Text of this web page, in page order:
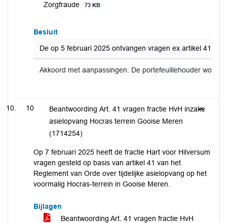
Zorgfraude
73 KB
Besluit
De op 5 februari 2025 ontvangen vragen ex artikel 41
Akkoord met aanpassingen. De portefeuillehouder wordt
10
Beantwoording Art. 41 vragen fractie HvH inzake
asielopvang Hocras terrein Gooise Meren
(1714254)
Op 7 februari 2025 heeft de fractie Hart voor Hilversum
vragen gesteld op basis van artikel 41 van het
Reglement van Orde over tijdelijke asielopvang op het
voormalig Hocras-terrein in Gooise Meren.
Bijlagen
Beantwoording Art. 41 vragen fractie HvH